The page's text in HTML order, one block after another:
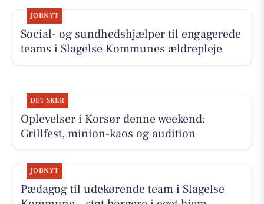
JOBNYT
Social- og sundhedshjælper til engagerede
teams i Slagelse Kommunes ældrepleje
DET SKER
Oplevelser i Korsør denne weekend:
Grillfest, minion-kaos og audition
JOBNYT
Pædagog til udekørende team i Slagelse